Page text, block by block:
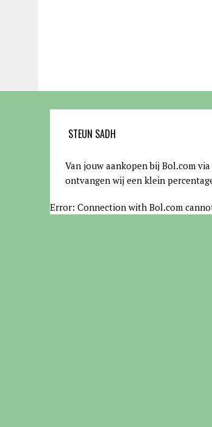
STEUN SADH
Van jouw aankopen bij Bol.com
ontvangen wij een klein
Error: Connection with Bol.com